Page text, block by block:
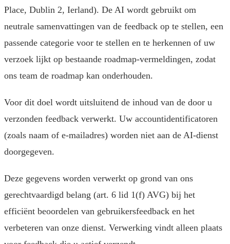
Place, Dublin 2, Ierland). De AI wordt gebruikt om
neutrale samenvattingen van de feedback op te stellen, een
passende categorie voor te stellen en te herkennen of uw
verzoek lijkt op bestaande roadmap-vermeldingen, zodat
ons team de roadmap kan onderhouden.
Voor dit doel wordt uitsluitend de inhoud van de door u
verzonden feedback verwerkt. Uw accountidentificatoren
(zoals naam of e-mailadres) worden niet aan de AI-dienst
doorgegeven.
Deze gegevens worden verwerkt op grond van ons
gerechtvaardigd belang (art. 6 lid 1(f) AVG) bij het
efficiënt beoordelen van gebruikersfeedback en het
verbeteren van onze dienst. Verwerking vindt alleen plaats